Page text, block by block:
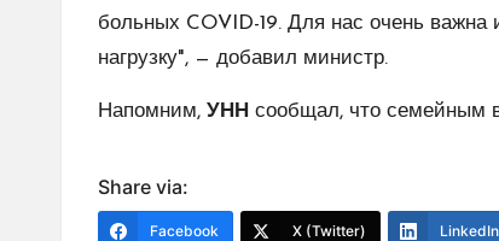
больных COVID-19. Для нас очень
нагрузку", — добавил министр.
Напомним, УНН сообщал, что семейным
Share via:
Facebook X (Twitter) LinkedIn